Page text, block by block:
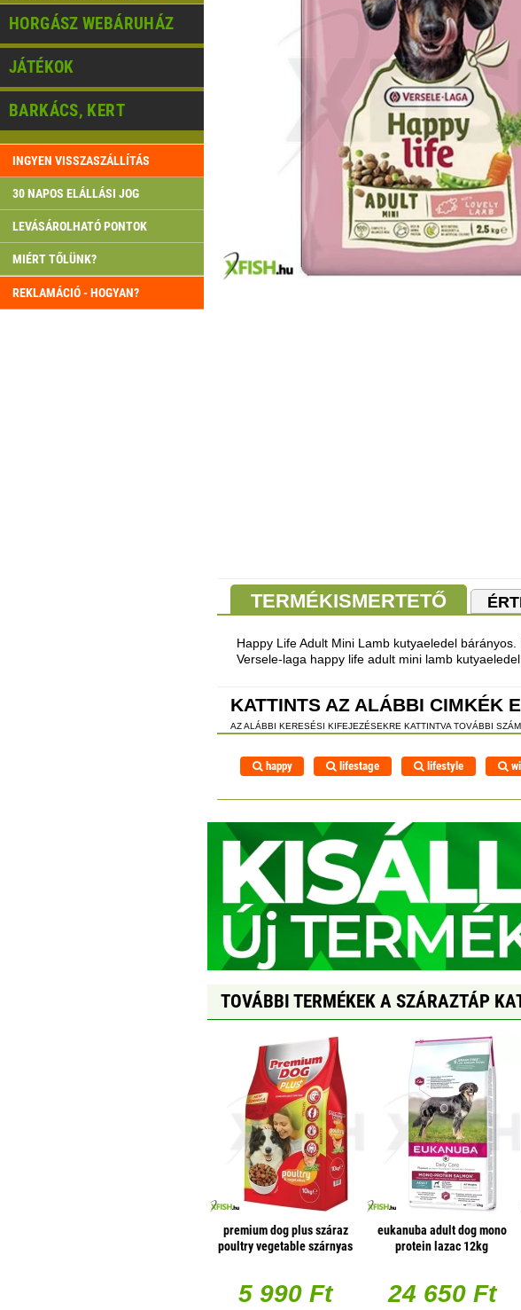
HORGÁSZ WEBÁRUHÁZ
JÁTÉKOK
BARKÁCS, KERT
INGYEN VISSZASZÁLLÍTÁS
30 NAPOS ELÁLLÁSI JOG
LEVÁSÁROLHATÓ PONTOK
MIÉRT TŐLÜNK?
REKLAMÁCIÓ - HOGYAN?
TERMÉKISMERTETŐ
Happy Life Adult Mini Lamb kutyaeledel
Versele-laga happy life adult mini lamb
KATTINTS AZ ALÁBBI CIMKÉK
AZ ALÁBBI KERESÉSI KIFEJEZÉSEKRE KATTINTVA TOVÁBBI
happy lifestage lifestyle
TOVÁBBI TERMÉKEK A SZÁRAZTÁP
premium dog plus száraz
poultry vegetable szárnyas
5 990 Ft
eukanuba adult dog mono
protein lazac 12kg
24 650 Ft